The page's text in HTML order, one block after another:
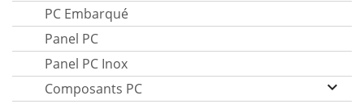
PC Embarqué
Panel PC
Panel PC Inox
Composants PC
keyboard_arrow_down